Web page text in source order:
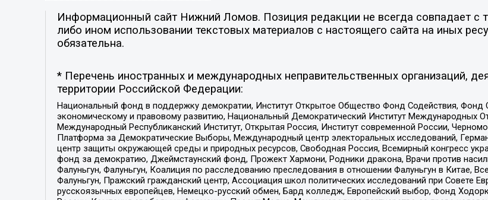
Информационный сайт Нижний Ломов. Позиция редакции не всегда совпадает с
либо ином использовании текстовых материалов с настоящего сайта на иных
обязательна.
* Перечень иностранных и международных неправительственных организаций,
территории Российской Федерации:
Национальный фонд в поддержку демократии, Институт Открытое Общество Фонд Содействия,
экономическому и правовому развитию, Национальный Демократический Институт Международных
Международный Республиканский Институт, Открытая Россия, Институт современной России,
Платформа за Демократические Выборы, Международный центр электоральных исследований,
центр защиты окружающей среды и природных ресурсов, Свободная Россия, Всемирный конгресс
фонд за демократию, Джеймстаунский фонд, Прожект Хармони, Родники дракона, Врачи против
Фалуньгун, Фалуньгун, Коалиция по расследованию преследования в отношении Фалуньгун в Китае,
Фалуньгун, Пражский гражданский центр, Ассоциация школ политических исследований при Совете
русскоязычных европейцев, Немецко-русский обмен, Бард колледж, Европейский выбор, Фонд